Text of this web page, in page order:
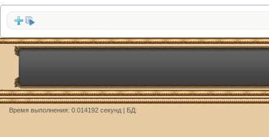
Время выполнения: 0.014192 секунд | БД: